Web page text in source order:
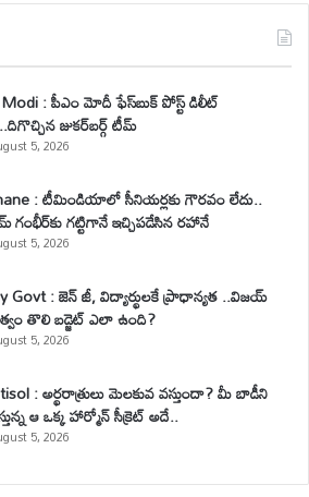
: పీఎం మోదీ ఫేస్‌బుక్ పోస్ట్ డిలీట్
జుకర్‌బర్గ్ టీమ్
5, 2026
: టీమిండియాలో సీనియర్లకు గౌరవం లేదు..
గంభీర్‌కు గట్టిగానే ఇచ్చిపడేసిన రహానే
5, 2026
Govt : జెన్ జీ, విద్యార్థులకే ప్రాధాన్యత ..విజయ్
తొలి బడ్జెట్ ఎలా ఉంది?
5, 2026
: అర్థరాత్రులు మెలకువ వస్తుందా? మీ బాడీని
ఆ ఒక్క హార్మోన్ సీక్రెట్ అదే..
5, 2026